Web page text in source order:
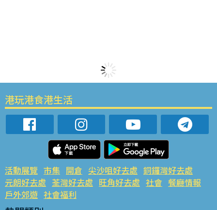
港玩港食港生活
活動展覽 市集 開倉 尖沙咀好去處 銅鑼灣好去處
元朗好去處 荃灣好去處 旺角好去處 社會 餐廳情報
戶外郊遊 社會福利